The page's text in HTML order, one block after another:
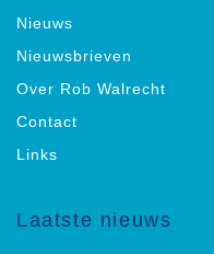
Nieuws
Nieuwsbrieven
Over Rob Walrecht
Contact
Links
Laatste nieuws